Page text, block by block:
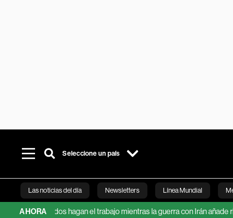
Seleccione un país
Las noticias del día Newsletters Línea Mundial
Bloomberg Green
AHORA
mercados hagan el trabajo mientras la guerra con Irán añade riesgos